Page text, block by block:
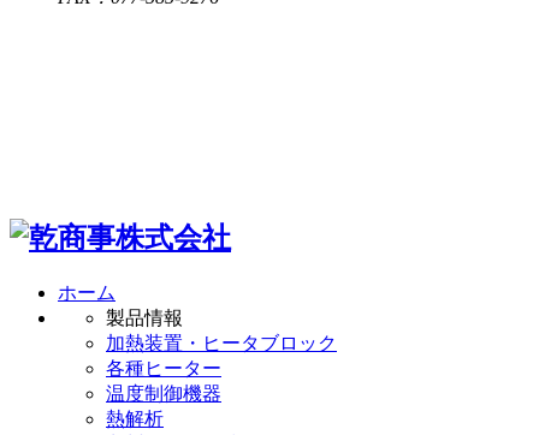
ホーム
製品情報
加熱装置・ヒータブロック
各種ヒーター
温度制御機器
熱解析